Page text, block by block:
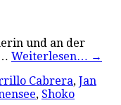
und an der
Weiterlesen… →
Cabrera, Jan
, Shoko